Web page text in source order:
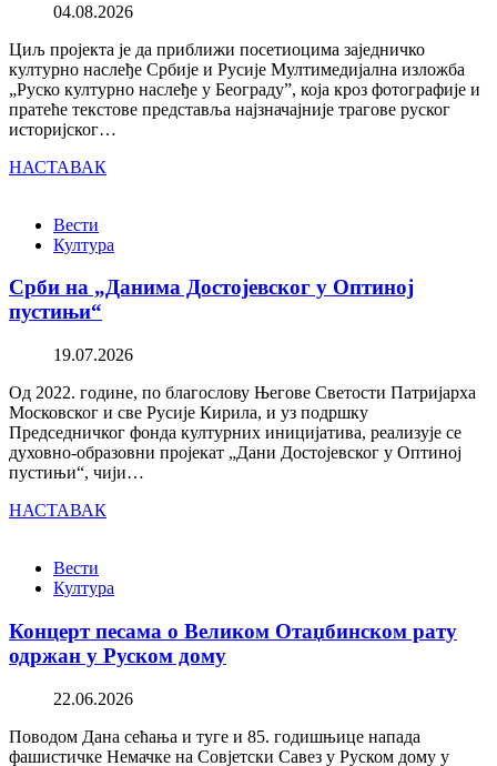
04.08.2026
Циљ пројекта је да приближи посетиоцима заједничко
културно наслеђе Србије и Русије Мултимедијална изложба
„Руско културно наслеђе у Београду”, која кроз фотографије и
пратеће текстове представља најзначајније трагове руског
историјског…
НАСТАВАК
Вести
Култура
Срби на „Данима Достојевског у Оптиној
пустињи“
19.07.2026
Од 2022. године, по благослову Његове Светости Патријарха
Московског и све Русије Кирила, и уз подршку
Председничког фонда културних иницијатива, реализује се
духовно-образовни пројекат „Дани Достојевског у Оптиној
пустињи“, чији…
НАСТАВАК
Вести
Култура
Концерт песама о Великом Отаџбинском рату
одржан у Руском дому
22.06.2026
Поводом Дана сећања и туге и 85. годишњице напада
фашистичке Немачке на Совјетски Савез у Руском дому у